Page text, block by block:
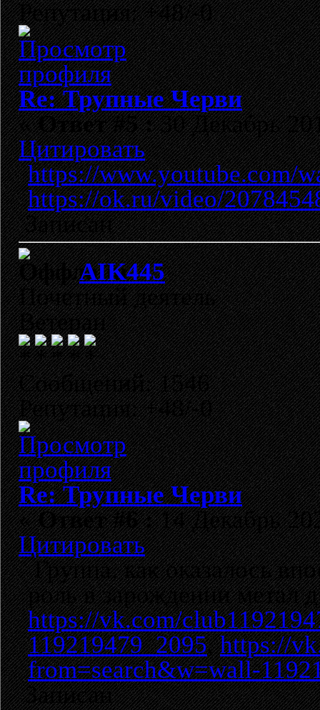
Репутация: +48/-0
Re: Трупные Черви
«Ответ #5 :30 Декабрь
Цитировать
https://www.youtube.com/
https://ok.ru/video/
Записан
AIK445
Почетный деятель
Ветеран
Сообщений: 1546
Репутация: +48/-0
Re: Трупные Черви
«Ответ #6 :14 Декабрь
Цитировать
Группа, как оказалось
роль в зарождении метал
https://vk.com/
119219479_2095,https://
from=search&w=wall-
Записан